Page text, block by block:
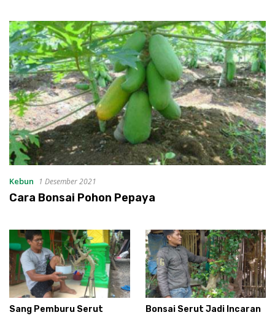
Kebun 1 Desember 2021
Cara Bonsai Pohon Pepaya
Sang Pemburu Serut Bonsai Serut Jadi Incaran